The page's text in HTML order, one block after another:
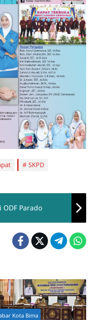
SKPD
Parado
Kota Bima